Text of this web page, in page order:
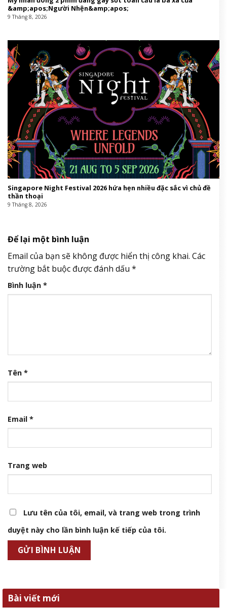
&amp;apos;Người Nhện&amp;apos;
9 Tháng 8, 2026
Singapore Night Festival 2026 hứa hẹn nhiều đặc sắc vì chủ đề
thần thoại
9 Tháng 8, 2026
Để lại một bình luận
Email của bạn sẽ không được hiển thị công khai. Các
trường bắt buộc được đánh dấu *
Bình luận *
Tên *
Email *
Trang web
Lưu tên của tôi, email, và trang web trong trình
duyệt này cho lần bình luận kế tiếp của tôi.
Bài viết mới